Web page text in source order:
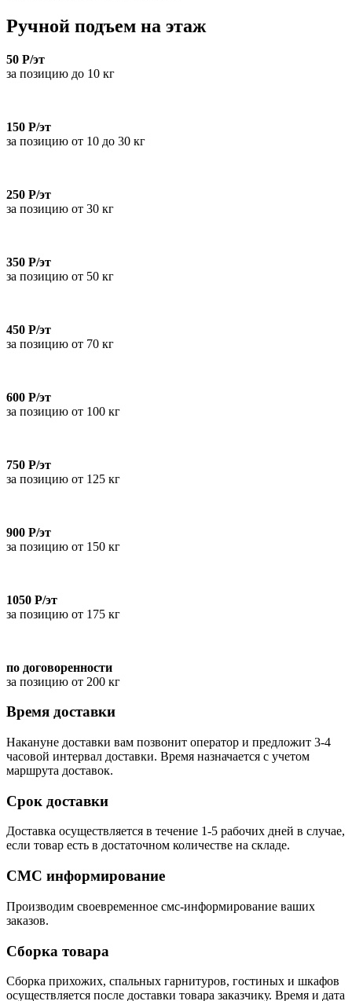
Ручной подъем на этаж
50 Р/эт
за позицию до 10 кг
150 Р/эт
за позицию от 10 до 30 кг
250 Р/эт
за позицию от 30 кг
350 Р/эт
за позицию от 50 кг
450 Р/эт
за позицию от 70 кг
600 Р/эт
за позицию от 100 кг
750 Р/эт
за позицию от 125 кг
900 Р/эт
за позицию от 150 кг
1050 Р/эт
за позицию от 175 кг
по договоренности
за позицию от 200 кг
Время доставки
Накануне доставки вам позвонит оператор и предложит 3-4
часовой интервал доставки. Время назначается с учетом
маршрута доставок.
Срок доставки
Доставка осуществляется в течение 1-5 рабочих дней в случае,
если товар есть в достаточном количестве на складе.
СМС информирование
Производим своевременное смс-информирование ваших
заказов.
Сборка товара
Сборка прихожих, спальных гарнитуров, гостиных и шкафов
осуществляется после доставки товара заказчику. Время и дата